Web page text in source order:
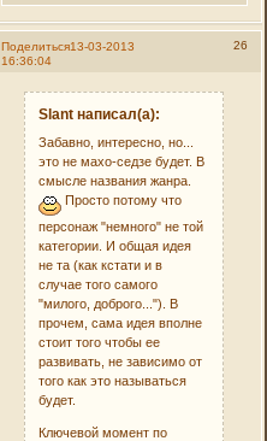
Поделиться 26
13-03-2013
16:36:04
Slant написал(а):
Забавно, интересно, но...
это не махо-седзе будет. В
смысле названия жанра.
Просто потому что
персонаж "немного" не той
категории. И общая идея
не та (как кстати и в
случае того самого
"милого, доброго..."). В
прочем, сама идея вполне
стоит того чтобы ее
развивать, не зависимо от
того как это называться
будет.
Ключевой момент по